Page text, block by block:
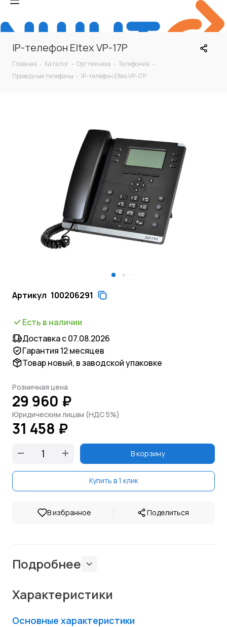
IP-телефон Eltex VP-17P
Главная - Каталог - Оргтехника - Телефония -
Проводные телефоны - IP-телефон Eltex VP-17P
Артикул 100206291
Есть в наличии
Доставка с 07.08.2026
Гарантия 12 месяцев
Товар новый, в заводской упаковке
Розничная цена
29 960 ₽
Юридическим лицам (НДС 5%)
31 458 ₽
В корзину
Купить в 1 клик
В избранное | Поделиться
Подробнее
Характеристики
Основные характеристики